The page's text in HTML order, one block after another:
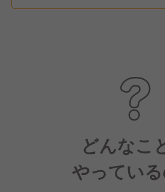
どんなこ
やってい